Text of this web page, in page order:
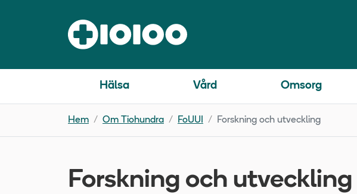
Hälsa Vård Omsorg
Hem Om Tiohundra FoUUI Forskning och utveckling
Forskning och utveckling